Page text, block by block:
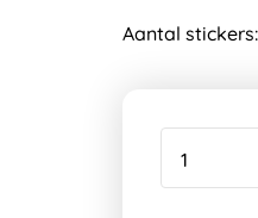
Aantal